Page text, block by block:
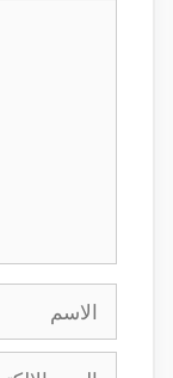
الاسم
البريد